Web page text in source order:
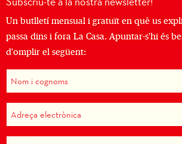
Un butlletí mensual i gratuït en què us
passa dins i fora La Casa. Apuntar-s'hi és
d'omplir el següent: